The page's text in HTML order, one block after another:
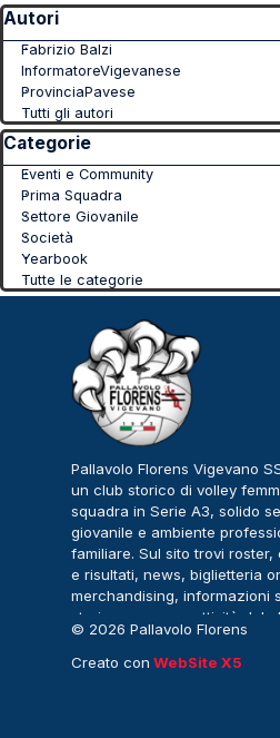
Salta blocco Autori
Autori
Fabrizio Balzi
InformatoreVigevanese
ProvinciaPavese
Tutti gli autori
Salta blocco Categorie
Categorie
Eventi e Community
Prima Squadra
Settore Giovanile
Società
Yearbook
Tutte le categorie
Pallavolo Florens Vigevano
un club storico di volley
squadra in Serie A3, solido
giovanile e ambiente
familiare. Sul sito trovi roster,
e risultati, news, biglietteria
merchandising, informazioni
storia, sponsor e attività del
© 2026 Pallavolo Florens
Femminile. Tutti i diritti
Creato con WebSite X5